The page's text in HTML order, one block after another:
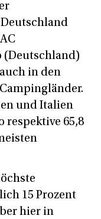
(Deutschland)
in den
und Italien
respektive 65,8
15 Prozent
hier in